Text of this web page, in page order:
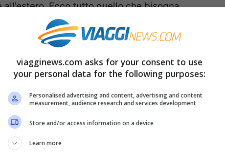
Ecco tutto quello che bisogna
e per Trapani.
l’estate all’aeroporto di
del traffico aereo in Italia, ha deciso di
per la prossima
frequenze dei voli e l’installazione nuove
la presenza di Ryanair negli scali
viagginews.com asks for your consent to use
your personal data for the following purposes:
Personalised advertising and content, advertising and content
measurement, audience research and services development
Store and/or access information on a device
Learn more